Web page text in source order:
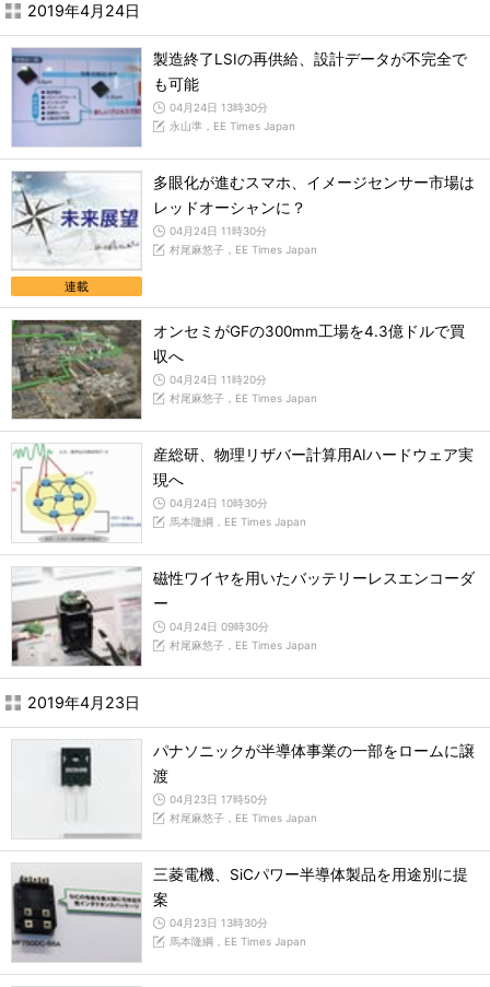
2019年4月24日
製造終了LSIの再供給、設計データが不完全で
も可能
04月24日 13時30分
永山準，EE Times Japan
連載
多眼化が進むスマホ、イメージセンサー市場は
レッドオーシャンに？
04月24日 11時30分
村尾麻悠子，EE Times Japan
オンセミがGFの300mm工場を4.3億ドルで買
収へ
04月24日 11時20分
村尾麻悠子，EE Times Japan
産総研、物理リザバー計算用AIハードウェア実
現へ
04月24日 10時30分
馬本隆綱，EE Times Japan
磁性ワイヤを用いたバッテリーレスエンコーダ
ー
04月24日 09時30分
村尾麻悠子，EE Times Japan
2019年4月23日
パナソニックが半導体事業の一部をロームに譲
渡
04月23日 17時50分
村尾麻悠子，EE Times Japan
三菱電機、SiCパワー半導体製品を用途別に提
案
04月23日 13時30分
馬本隆綱，EE Times Japan